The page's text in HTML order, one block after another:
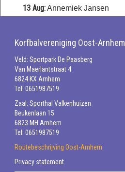
13 Aug:Annemiek Jansen
Korfbalvereniging Oost-Arnhem
Veld: Sportpark De Paasberg
Van Maerlantstraat 4
6824 KX Arnhem
Tel: 0651987519
Zaal: Sporthal Valkenhuizen
Beukenlaan 15
6823 MH Arnhem
Tel: 0651987519
Routebeschrijving Oost-Arnhem
Privacy statement